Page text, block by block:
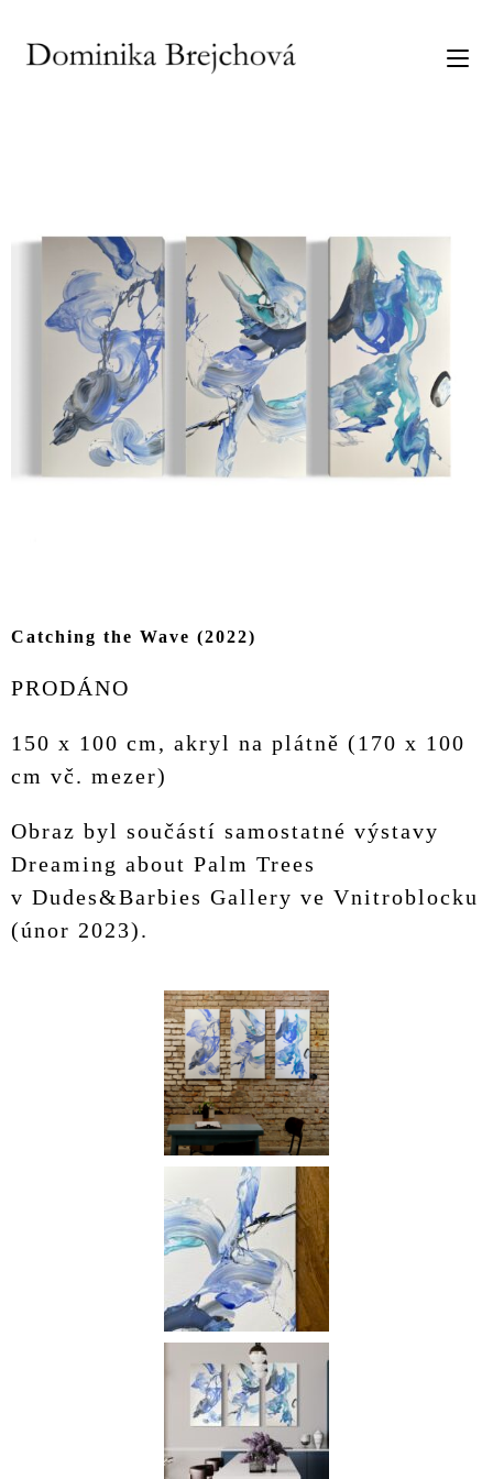
Catching the Wave (2022)
PRODÁNO
150 x 100 cm, akryl na plátně (170 x 100
cm vč. mezer)
Obraz byl součástí samostatné výstavy
Dreaming about Palm Trees
v Dudes&Barbies Gallery ve Vnitroblocku
(únor 2023).